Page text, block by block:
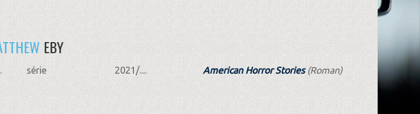
EBY
série 2021/.... American Horror Stories(Roman)